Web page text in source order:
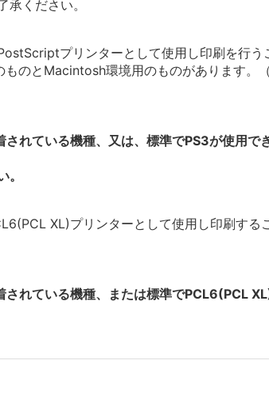
ください。
プリンターとして使用し印刷を行う
のとMacintosh環境用のものがあります。
れている機種、又は、標準でPS3が使用で
XL)プリンターとして使用し印刷する
れている機種、または標準でPCL6(PCL